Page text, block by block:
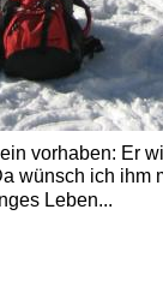
vorhaben: Er
wünsch ich ihm
Leben...